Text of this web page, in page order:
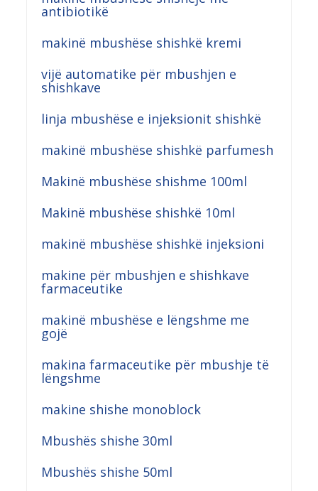
antibiotikë
makinë mbushëse shishkë kremi
vijë automatike për mbushjen e
shishkave
linja mbushëse e injeksionit shishkë
makinë mbushëse shishkë parfumesh
Makinë mbushëse shishme 100ml
Makinë mbushëse shishkë 10ml
makinë mbushëse shishkë injeksioni
makine për mbushjen e shishkave
farmaceutike
makinë mbushëse e lëngshme me
gojë
makina farmaceutike për mbushje të
lëngshme
makine shishe monoblock
Mbushës shishe 30ml
Mbushës shishe 50ml